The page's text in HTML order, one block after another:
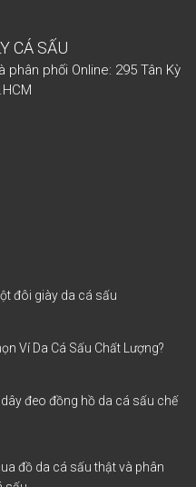
CÁ SẤU
phân phối Online: 295 Tân Kỳ
đôi giày da cá sấu
Ví Da Cá Sấu Chất Lượng?
đeo đồng hồ da cá sấu chế
đồ da cá sấu thật và phân